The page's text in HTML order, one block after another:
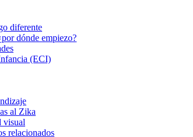
diferente
dónde empiezo?
(ECI)
al Zika
visual
relacionados